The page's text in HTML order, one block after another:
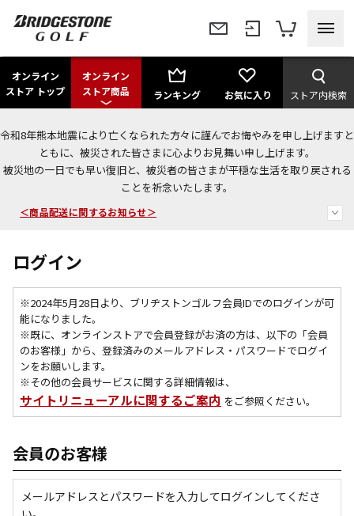
オンライン
ストア トップ
オンライン
ストア商品
ランキング お気に入り ストア内検索
令和8年熊本地震により亡くなられた方々に謹んでお悔やみを申し上げますと
ともに、被災された皆さまに心よりお見舞い申し上げます。
被災地の一日でも早い復旧と、被災者の皆さまが平穏な生活を取り戻される
ことを祈念いたします。
＜夏季休暇中のご注文・発送・お問い合わせ＞
今なら新規会員登録で1,000円OFFクーポンプレゼント！
＜商品配送に関するお知らせ＞
ログイン
※2024年5月28日より、ブリヂストンゴルフ会員IDでのログインが可
能になりました。
※既に、 オンラインストアで会員登録がお済の方は、以下の「会員
のお客様」から、登録済みのメールアドレス・パスワードでログイ
ンをお願いします。
※その他の会員サービスに関する詳細情報は、
サイトリニューアルに関するご案内 をご参照ください。
会員のお客様
メールアドレスとパスワードを入力してログインしてくださ